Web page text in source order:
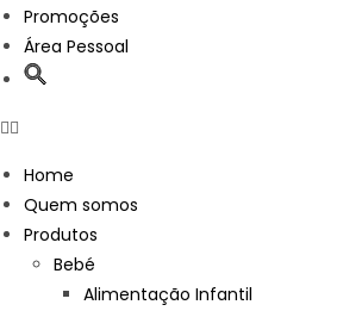
Promoções
Área Pessoal
Home
Quem somos
Produtos
Bebé
Alimentação Infantil